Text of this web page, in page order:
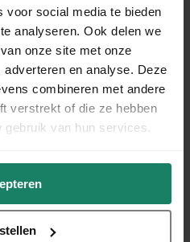
voor social media te bieden
analyseren. Ook delen we
onze site met onze
en analyse. Deze
combineren met andere
verstrekt of die ze hebben
van hun services.